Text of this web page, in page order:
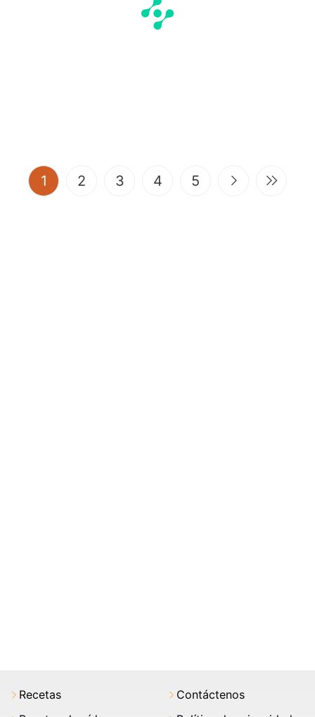
1 (current)
2 3 4 5
Recetas
Contáctenos